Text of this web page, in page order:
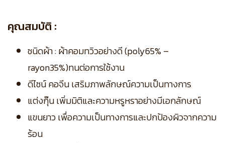
คุณสมบัติ :
ชนิดผ้า : ผ้าคอมทวิวอย่างดี (poly65% –
rayon35%)ทนต่อการใช้งาน
ดีไซน์ คอจีน เสริมภาพลักษณ์ความเป็นทางการ
แต่งกุ๊น เพิ่มมิติและความหรูหราอย่างมีเอกลักษณ์
แขนยาว เพื่อความเป็นทางการและปกป้องผิวจากความ
ร้อน